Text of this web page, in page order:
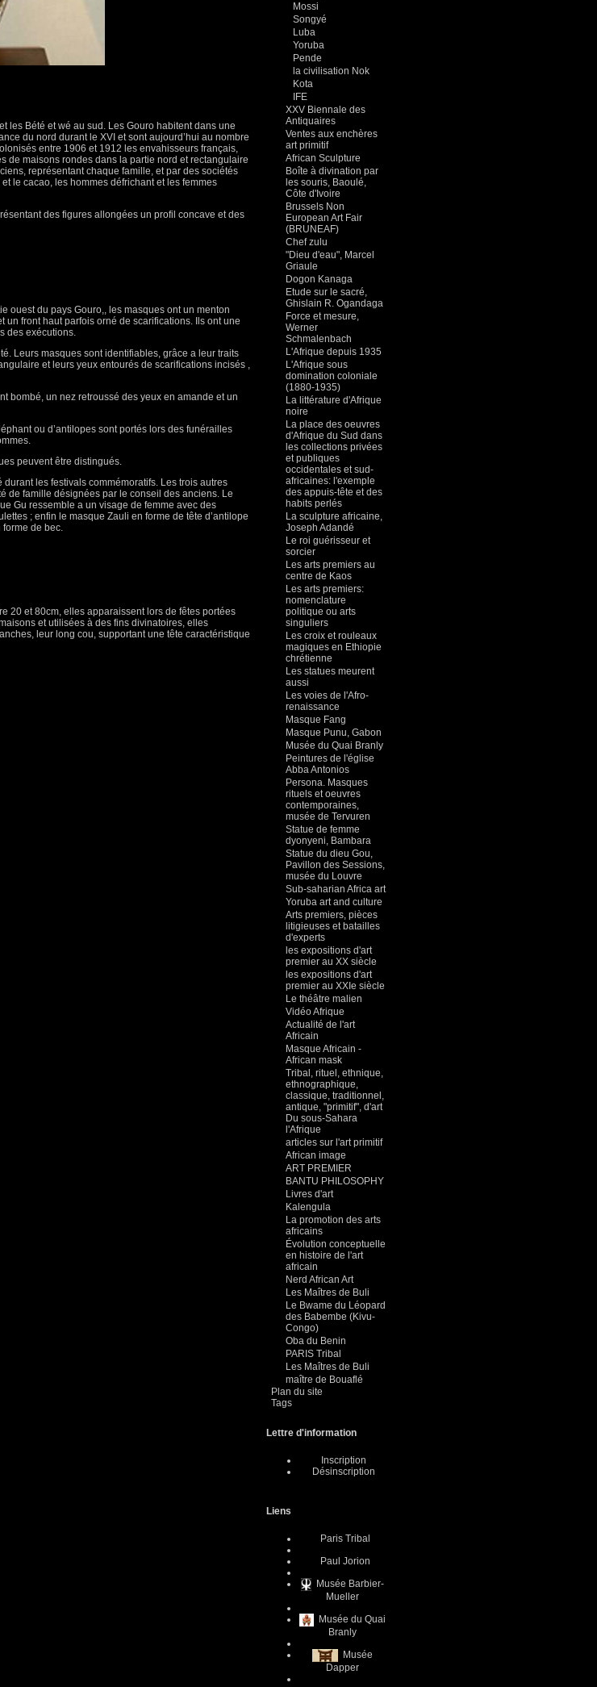
les Bété et wé au sud. Les Gouro habitent dans une
du nord durant le XVI et sont aujourd’hui au nombre
entre 1906 et 1912 les envahisseurs français,
de maisons rondes dans la partie nord et rectangulaire
représentant chaque famille, et par des sociétés
le cacao, les hommes défrichant et les femmes
des figures allongées un profil concave et des
ouest du pays Gouro,, les masques ont un menton
front haut parfois orné de scarifications. Ils ont une
des exécutions.
Leurs masques sont identifiables, grâce a leur traits
et leurs yeux entourés de scarifications incisés ,
bombé, un nez retroussé des yeux en amande et un
ou d’antilopes sont portés lors des funérailles
peuvent être distingués.
les festivals commémoratifs. Les trois autres
de famille désignées par le conseil des anciens. Le
Gu ressemble a un visage de femme avec des
; enfin le masque Zauli en forme de tête d’antilope
de bec.
20 et 80cm, elles apparaissent lors de fêtes portées
et utilisées à des fins divinatoires, elles
leur long cou, supportant une tête caractéristique
Mossi
Songyé
Luba
Yoruba
Pende
la civilisation Nok
Kota
IFE
XXV Biennale des
Antiquaires
Ventes aux enchères
art primitif
African Sculpture
Boîte à divination par
les souris, Baoulé,
Côte d'Ivoire
Brussels Non
European Art Fair
(BRUNEAF)
Chef zulu
"Dieu d'eau", Marcel
Griaule
Dogon Kanaga
Etude sur le sacré,
Ghislain R. Ogandaga
Force et mesure,
Werner
Schmalenbach
L'Afrique depuis 1935
L'Afrique sous
domination coloniale
(1880-1935)
La littérature d'Afrique
noire
La place des oeuvres
d'Afrique du Sud dans
les collections privées
et publiques
occidentales et sud-
africaines: l'exemple
des appuis-tête et des
habits perlés
La sculpture africaine,
Joseph Adandé
Le roi guérisseur et
sorcier
Les arts premiers au
centre de Kaos
Les arts premiers:
nomenclature
politique ou arts
singuliers
Les croix et rouleaux
magiques en Ethiopie
chrétienne
Les statues meurent
aussi
Les voies de l'Afro-
renaissance
Masque Fang
Masque Punu, Gabon
Musée du Quai Branly
Peintures de l'église
Abba Antonios
Persona. Masques
rituels et oeuvres
contemporaines,
musée de Tervuren
Statue de femme
dyonyeni, Bambara
Statue du dieu Gou,
Pavillon des Sessions,
musée du Louvre
Sub-saharian Africa art
Yoruba art and culture
Arts premiers, pièces
litigieuses et batailles
d'experts
les expositions d'art
premier au XX siècle
les expositions d'art
premier au XXIe siècle
Le théâtre malien
Vidéo Afrique
Actualité de l'art
Africain
Masque Africain -
African mask
Tribal, rituel, ethnique,
ethnographique,
classique, traditionnel,
antique, "primitif", d'art
Du sous-Sahara
l'Afrique
articles sur l'art primitif
African image
ART PREMIER
BANTU PHILOSOPHY
Livres d'art
Kalengula
La promotion des arts
africains
Évolution conceptuelle
en histoire de l'art
africain
Nerd African Art
Les Maîtres de Buli
Le Bwame du Léopard
des Babembe (Kivu-
Congo)
Oba du Benin
PARIS Tribal
Les Maîtres de Buli
maître de Bouaflé
Plan du site
Tags
Lettre d'information
Inscription
Désinscription
Liens
Paris Tribal
Paul Jorion
Musée Barbier-
Mueller
Musée du Quai
Branly
Musée
Dapper